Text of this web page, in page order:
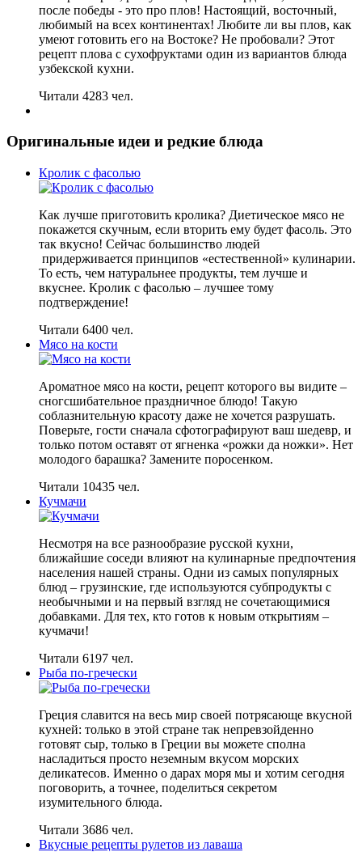
после победы - это про плов! Настоящий, восточный,
любимый на всех континентах! Любите ли вы плов, как
умеют готовить его на Востоке? Не пробовали? Этот
рецепт плова с сухофруктами один из вариантов блюда
узбекской кухни.
Читали 4283 чел.
Оригинальные идеи и редкие блюда
Кролик с фасолью
Как лучше приготовить кролика? Диетическое мясо не
покажется скучным, если вторить ему будет фасоль. Это
так вкусно! Сейчас большинство людей
придерживается принципов «естественной» кулинарии.
То есть, чем натуральнее продукты, тем лучше и
вкуснее. Кролик с фасолью – лучшее тому
подтверждение!
Читали 6400 чел.
Мясо на кости
Ароматное мясо на кости, рецепт которого вы видите –
сногсшибательное праздничное блюдо! Такую
соблазнительную красоту даже не хочется разрушать.
Поверьте, гости сначала сфотографируют ваш шедевр, и
только потом оставят от ягненка «рожки да ножки». Нет
молодого барашка? Замените поросенком.
Читали 10435 чел.
Кучмачи
Несмотря на все разнообразие русской кухни,
ближайшие соседи влияют на кулинарные предпочтения
населения нашей страны. Одни из самых популярных
блюд – грузинские, где используются субпродукты с
необычными и на первый взгляд не сочетающимися
добавками. Для тех, кто готов к новым открытиям –
кучмачи!
Читали 6197 чел.
Рыба по-гречески
Греция славится на весь мир своей потрясающе вкусной
кухней: только в этой стране так непревзойденно
готовят сыр, только в Греции вы можете сполна
насладиться просто неземным вкусом морских
деликатесов. Именно о дарах моря мы и хотим сегодня
поговорить, а точнее, поделиться секретом
изумительного блюда.
Читали 3686 чел.
Вкусные рецепты рулетов из лаваша